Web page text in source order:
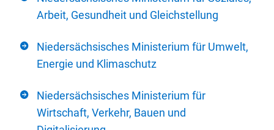
Arbeit, Gesundheit und Gleichstellung
Niedersächsisches Ministerium für Umwelt,
Energie und Klimaschutz
Niedersächsisches Ministerium für
Wirtschaft, Verkehr, Bauen und